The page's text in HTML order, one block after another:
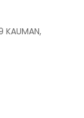
KAUMAN,